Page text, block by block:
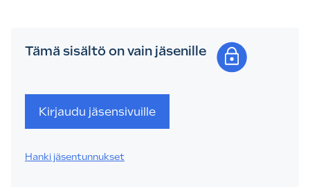
Tämä sisältö on vain jäsenille
Kirjaudu jäsensivuille
Hanki jäsentunnukset